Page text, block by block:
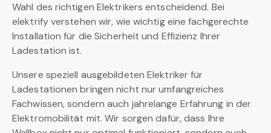
Wahl des richtigen Elektrikers entscheidend. Bei
elektrify verstehen wir, wie wichtig eine fachgerechte
Installation für die Sicherheit und Effizienz Ihrer
Ladestation ist.
Unsere speziell ausgebildeten Elektriker für
Ladestationen bringen nicht nur umfangreiches
Fachwissen, sondern auch jahrelange Erfahrung in der
Elektromobilität mit. Wir sorgen dafür, dass Ihre